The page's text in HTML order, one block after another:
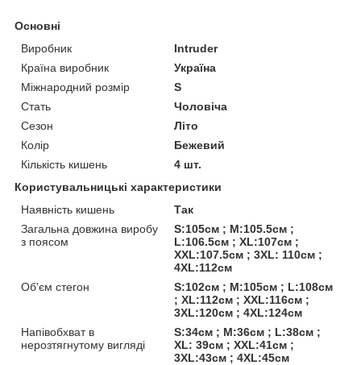
Основні
Виробник
Intruder
Країна виробник
Україна
Міжнародний розмір
S
Стать
Чоловіча
Сезон
Літо
Колір
Бежевий
Кількість кишень
4 шт.
Користувальницькі характеристики
Наявність кишень
Так
Загальна довжина виробу
з поясом
S:105см ; M:105.5см ;
L:106.5см ; XL:107см ;
XXL:107.5см ; 3XL: 110см ;
4XL:112см
Об'єм стегон
S:102см ; M:105см ; L:108см
; XL:112см ; XXL:116см ;
3XL:120см ; 4XL:124см
Напівобхват в
нерозтягнутому вигляді
S:34см ; M:36см ; L:38см ;
XL: 39см ; XXL:41см ;
3XL:43см ; 4XL:45см